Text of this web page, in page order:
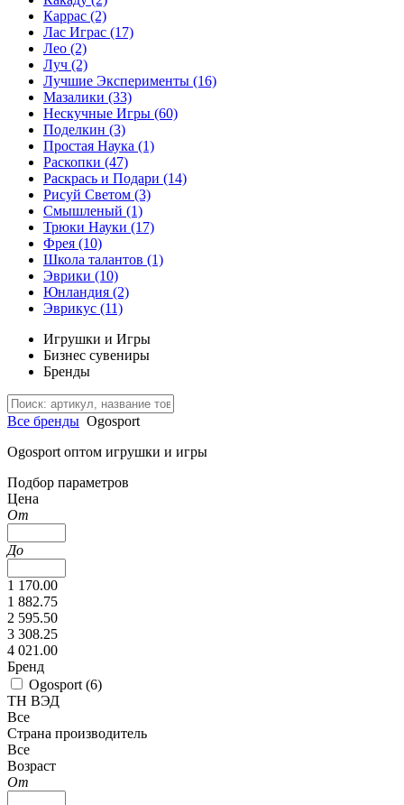
Каррас (2)
Лас Играс (17)
Лео (2)
Луч (2)
Лучшие Эксперименты (16)
Мазалики (33)
Нескучные Игры (60)
Поделкин (3)
Простая Наука (1)
Раскопки (47)
Раскрась и Подари (14)
Рисуй Светом (3)
Смышленый (1)
Трюки Науки (17)
Фрея (10)
Школа талантов (1)
Эврики (10)
Юнландия (2)
Эврикус (11)
Игрушки и Игры
Бизнес сувениры
Бренды
Все бренды Ogosport
Ogosport оптом игрушки и игры
Подбор параметров
Цена
От
До
1 170.00
1 882.75
2 595.50
3 308.25
4 021.00
Бренд
Ogosport (6)
ТН ВЭД
Все
Страна производитель
Все
Возраст
От